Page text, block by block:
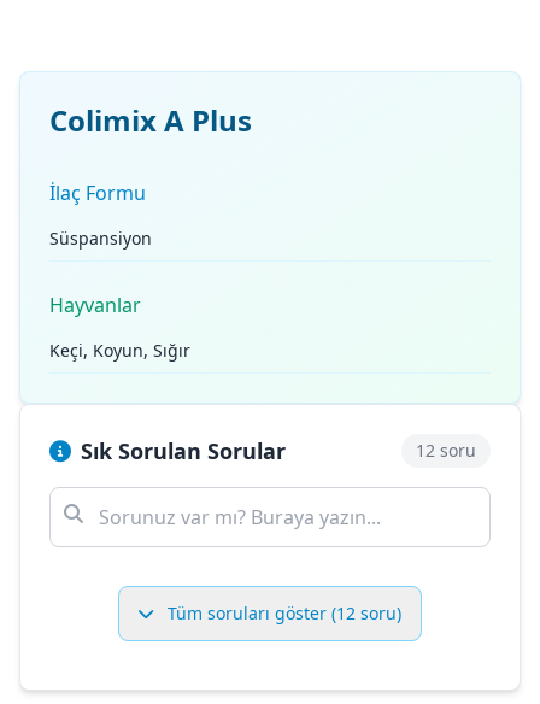
Colimix A Plus
İlaç Formu
Süspansiyon
Hayvanlar
Keçi, Koyun, Sığır
Sık Sorulan Sorular 12 soru
Tüm soruları göster (12 soru)